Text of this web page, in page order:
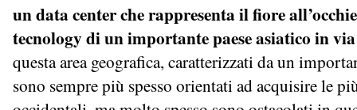
un data center che rappresenta il fiore
tecnology di un importante paese asiatico in
questa area geografica, caratterizzati da un
sono sempre più spesso orientati ad acquisire le